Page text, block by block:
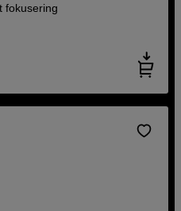
fokusering